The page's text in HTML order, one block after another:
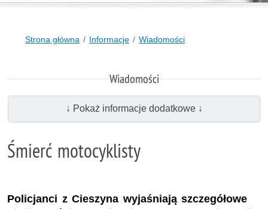
Strona główna Informacje Wiadomości
Wiadomości
↓ Pokaż informacje dodatkowe ↓
Śmierć motocyklisty
Policjanci z Cieszyna wyjaśniają szczegółowe